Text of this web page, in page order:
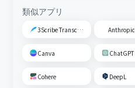
類似アプリ
3Scribe Transcription
Canva ChatGPT
Cohere DeepL